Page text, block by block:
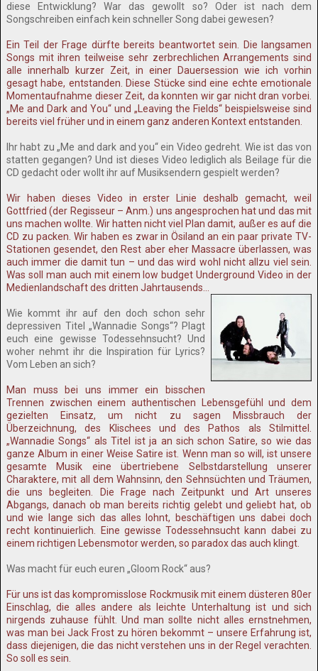
diese Entwicklung? War das gewollt so? Oder ist nach dem
Songschreiben einfach kein schneller Song dabei gewesen?
Ein Teil der Frage dürfte bereits beantwortet sein. Die langsamen
Songs mit ihren teilweise sehr zerbrechlichen Arrangements sind
alle innerhalb kurzer Zeit, in einer Dauersession wie ich vorhin
gesagt habe, entstanden. Diese Stücke sind eine echte emotionale
Momentaufnahme dieser Zeit, da konnten wir gar nicht dran vorbei.
„Me and Dark and You“ und „Leaving the Fields“ beispielsweise sind
bereits viel früher und in einem ganz anderen Kontext entstanden.
Ihr habt zu „Me and dark and you“ ein Video gedreht. Wie ist das von
statten gegangen? Und ist dieses Video lediglich als Beilage für die
CD gedacht oder wollt ihr auf Musiksendern gespielt werden?
Wir haben dieses Video in erster Linie deshalb gemacht, weil
Gottfried (der Regisseur – Anm.) uns angesprochen hat und das mit
uns machen wollte. Wir hatten nicht viel Plan damit, außer es auf die
CD zu packen. Wir haben es zwar in Ösiland an ein paar private TV-
Stationen gesendet, den Rest aber eher Massacre überlassen, was
auch immer die damit tun – und das wird wohl nicht allzu viel sein.
Was soll man auch mit einem low budget Underground Video in der
Medienlandschaft des dritten Jahrtausends…
Wie kommt ihr auf den doch schon sehr
depressiven Titel „Wannadie Songs“? Plagt
euch eine gewisse Todessehnsucht? Und
woher nehmt ihr die Inspiration für Lyrics?
Vom Leben an sich?
Man muss bei uns immer ein bisschen
Trennen zwischen einem authentischen Lebensgefühl und dem
gezielten Einsatz, um nicht zu sagen Missbrauch der
Überzeichnung, des Klischees und des Pathos als Stilmittel.
„Wannadie Songs“ als Titel ist ja an sich schon Satire, so wie das
ganze Album in einer Weise Satire ist. Wenn man so will, ist unsere
gesamte Musik eine übertriebene Selbstdarstellung unserer
Charaktere, mit all dem Wahnsinn, den Sehnsüchten und Träumen,
die uns begleiten. Die Frage nach Zeitpunkt und Art unseres
Abgangs, danach ob man bereits richtig gelebt und geliebt hat, ob
und wie lange sich das alles lohnt, beschäftigen uns dabei doch
recht kontinuierlich. Eine gewisse Todessehnsucht kann dabei zu
einem richtigen Lebensmotor werden, so paradox das auch klingt.
Was macht für euch euren „Gloom Rock“ aus?
Für uns ist das kompromisslose Rockmusik mit einem düsteren 80er
Einschlag, die alles andere als leichte Unterhaltung ist und sich
nirgends zuhause fühlt. Und man sollte nicht alles ernstnehmen,
was man bei Jack Frost zu hören bekommt – unsere Erfahrung ist,
dass diejenigen, die das nicht verstehen uns in der Regel verachten.
So soll es sein.